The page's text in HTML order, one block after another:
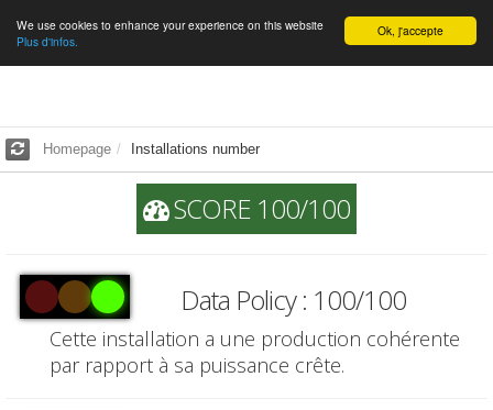
English Ok, j'accepte
We use cookies to enhance your experience on this website
Plus d'infos.
Homepage Installations number
SCORE 100/100
Data Policy : 100/100
Cette installation a une production cohérente
par rapport à sa puissance crête.